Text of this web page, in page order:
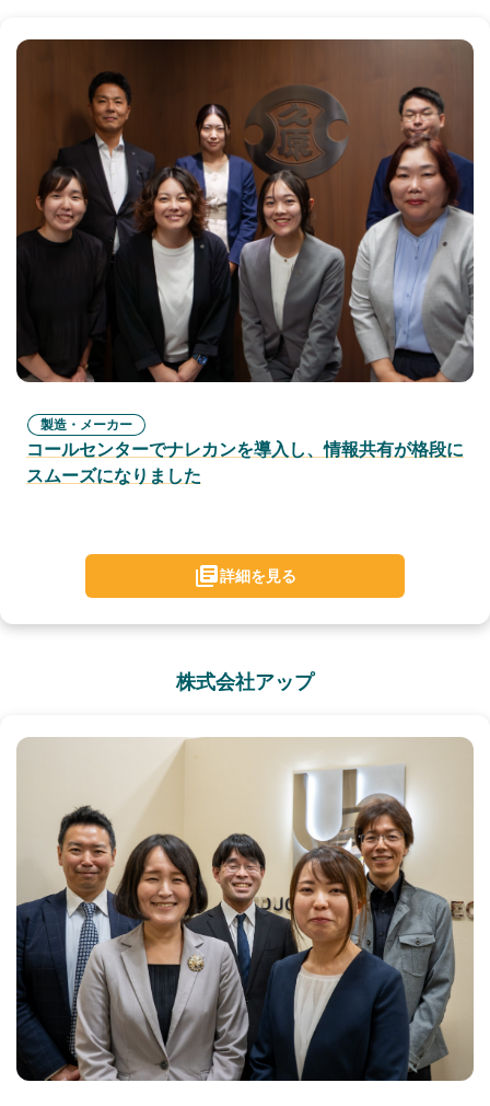
製造・メーカー
コールセンターでナレカンを導入し、情報共有が格段に
スムーズになりました
詳細を見る
株式会社アップ